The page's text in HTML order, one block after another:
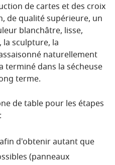
de cartes et des croix
de qualité supérieure, un
blanchâtre, lisse,
sculpture, la
naturellement
terminé dans la sécheuse
terme.
de table pour les étapes
d'obtenir autant que
(panneaux